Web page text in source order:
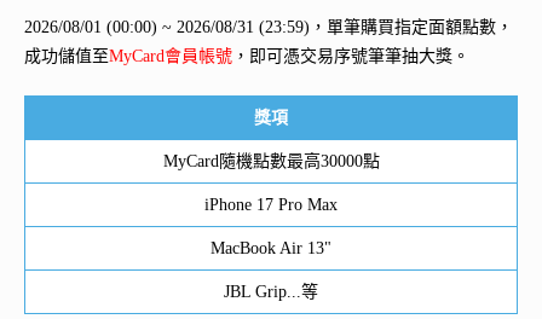
2026/08/01 (00:00) ~ 2026/08/31 (23:59)，單筆購買指定面額點數，
成功儲值至MyCard會員帳號 ，即可憑交易序號筆筆抽大獎。
獎項
MyCard隨機點數最高30000點
iPhone 17 Pro Max
MacBook Air 13"
JBL Grip...等